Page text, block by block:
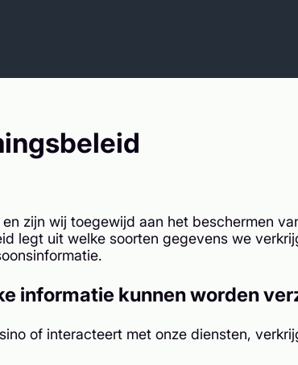
zijn wij toegewijd aan het beschermen
legt uit welke soorten gegevens we
informatie kunnen worden
of interacteert met onze diensten,